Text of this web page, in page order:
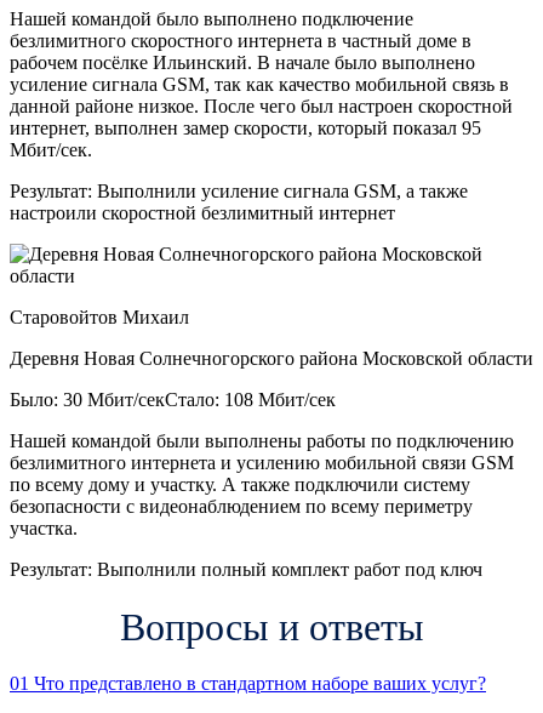
Нашей командой было выполнено подключение
безлимитного скоростного интернета в частный доме в
рабочем посёлке Ильинский. В начале было выполнено
усиление сигнала GSM, так как качество мобильной связь в
данной районе низкое. После чего был настроен скоростной
интернет, выполнен замер скорости, который показал 95
Мбит/сек.
Результат: Выполнили усиление сигнала GSM, а также
настроили скоростной безлимитный интернет
Старовойтов Михаил
Деревня Новая Солнечногорского района Московской области
Было: 30 Мбит/секСтало: 108 Мбит/сек
Нашей командой были выполнены работы по подключению
безлимитного интернета и усилению мобильной связи GSM
по всему дому и участку. А также подключили систему
безопасности с видеонаблюдением по всему периметру
участка.
Результат: Выполнили полный комплект работ под ключ
Вопросы и ответы
01 Что представлено в стандартном наборе ваших услуг?